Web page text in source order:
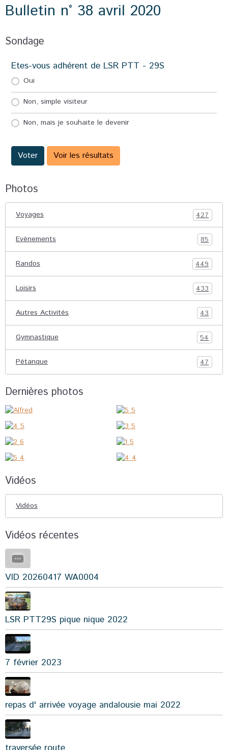
Bulletin n° 38 avril 2020
Sondage
Etes-vous adhérent de LSR PTT - 29S
Oui
Non, simple visiteur
Non, mais je souhaite le devenir
Voter Voir les résultats
Photos
Voyages 427
Evénements 85
Randos 449
Loisirs 433
Autres Activités 43
Gymnastique 54
Pétanque 47
Dernières photos
Vidéos
Vidéos
Vidéos récentes
VID 20260417 WA0004
LSR PTT29S pique nique 2022
7 février 2023
repas d' arrivée voyage andalousie mai 2022